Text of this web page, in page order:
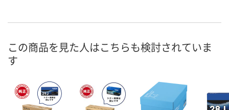
この商品を見た人はこちらも検討されていま
す